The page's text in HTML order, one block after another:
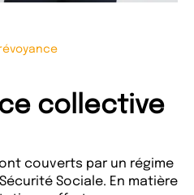
collective
couverts par un régime
Sociale. En matière